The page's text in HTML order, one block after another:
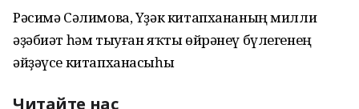
Рәсимә Сәлимова, Үҙәк китапхананың милли
әҙәбиәт һәм тыуған яҡты өйрәнеү бүлегенең
әйҙәүсе китапханасыһы
Читайте нас